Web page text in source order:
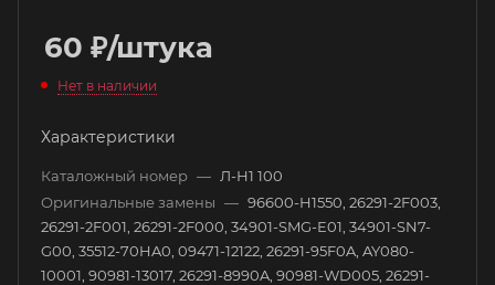
60 ₽/штука
Нет в наличии
Характеристики
Каталожный номер — Л-Н1 100
Оригинальные замены — 96600-H1550, 26291-2F003,
26291-2F001, 26291-2F000, 34901-SMG-E01, 34901-SN7-
G00, 35512-70HA0, 09471-12122, 26291-95F0A, AY080-
10001, 90981-13017, 26291-8990A, 90981-WD005, 26291-